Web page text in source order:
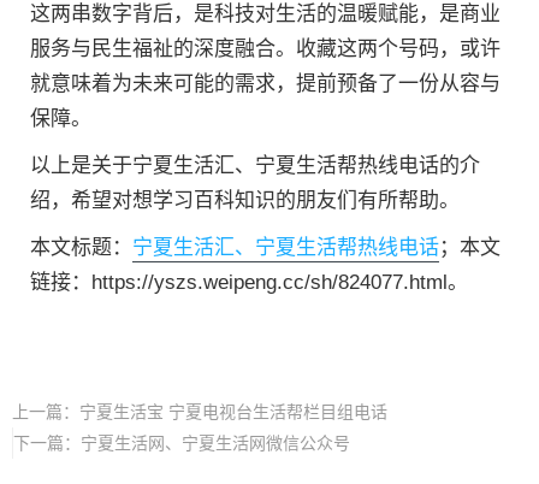
这两串数字背后，是科技对生活的温暖赋能，是商业
服务与民生福祉的深度融合。收藏这两个号码，或许
就意味着为未来可能的需求，提前预备了一份从容与
保障。
以上是关于宁夏生活汇、宁夏生活帮热线电话的介
绍，希望对想学习百科知识的朋友们有所帮助。
本文标题： 宁夏生活汇、宁夏生活帮热线电话；本文
链接：https://yszs.weipeng.cc/sh/824077.html。
上一篇： 宁夏生活宝 宁夏电视台生活帮栏目组电话
下一篇： 宁夏生活网、宁夏生活网微信公众号